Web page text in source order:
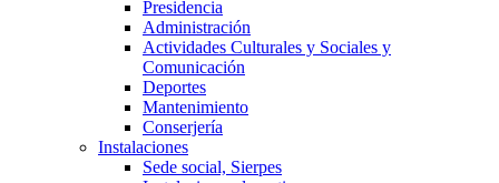
Presidencia
Administración
Actividades Culturales y Sociales y
Comunicación
Deportes
Mantenimiento
Conserjería
Instalaciones
Sede social, Sierpes